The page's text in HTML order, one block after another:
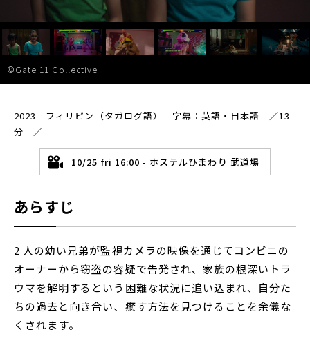
©Gate 11 Collective
2023 フィリピン（タガログ語） 字幕：英語・日本語 ／13
分 ／
10/25 fri 16:00 - ホステルひまわり 武道場
あらすじ
2 人の幼い兄弟が監視カメラの映像を通じてコン​​ビニの
オーナーから窃盗の容疑で告発され、家族の根深いトラ
ウマを解明するという困難な状況に追い込まれ、自分た
ちの過去と向き合い、癒す方法を見つけることを余儀な
くされます。